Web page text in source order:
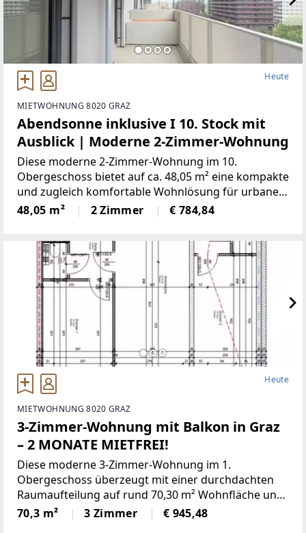
Heute
MIETWOHNUNG 8020 GRAZ
Abendsonne inklusive I 10. Stock mit
Ausblick | Moderne 2-Zimmer-Wohnung
Diese moderne 2-Zimmer-Wohnung im 10.
Obergeschoss bietet auf ca. 48,05 m² eine kompakte
und zugleich komfortable Wohnlösung für urbanes
Wohnen mit hoher Lebensqualität. Highlights auf
einen Blick- Vorraum- Schlafzimmer-
48,05 m² 2 Zimmer € 784,84
Heute
MIETWOHNUNG 8020 GRAZ
3-Zimmer-Wohnung mit Balkon in Graz
– 2 MONATE MIETFREI!
Diese moderne 3-Zimmer-Wohnung im 1.
Obergeschoss überzeugt mit einer durchdachten
Raumaufteilung auf rund 70,30 m² Wohnfläche und
umfasst folgende Räumlichkeiten:- Vorraum-
Wohnzimmer- 2 Schlafzimmer- Badezimmer mit
70,3 m² 3 Zimmer € 945,48